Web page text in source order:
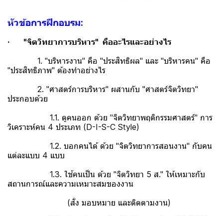
หัวข้อการฝึกอบรม:
· "จิตวิทยาการบริหาร" คืออะไรและอย่างไร
1. "บริหารงาน" คือ "ประสิทธิผล" และ "บริหารคน" คือ
"ประสิทธิภาพ" ต้องทำอย่างไร
2. "ศาสตร์การบริหาร" ผสานกับ "ศาสตร์จิตวิทยา"
ประกอบด้วย
1.1. ดูคนออก ด้วย "จิตวิทยาพฤติกรรมศาสตร์" การ
วิเคราะห์คน 4 ประเภท (D-I-S-C Style)
1.2. บอกคนได้ ด้วย "จิตวิทยาการสอนงาน" กับคน
แต่ละแบบ 4 แบบ
1.3. ใช้คนเป็น ด้วย "จิตวิทยา 5 ส." ให้เหมาะกับ
สถานการณ์และความเหมาะสมของงาน
(สั่ง มอบหมาย และติดตามงาน)